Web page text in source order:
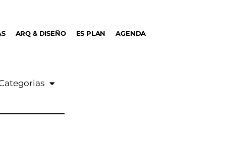
ARQ & DISEÑO ES PLAN AGENDA